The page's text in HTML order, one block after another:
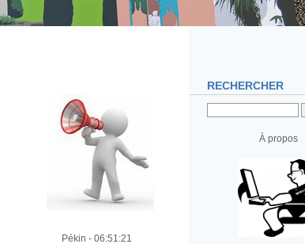
RECHERCHER
À propos
Pékin - 06:51:23